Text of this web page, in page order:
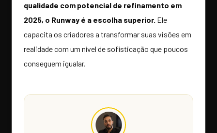
qualidade com potencial de refinamento em
2025, o Runway é a escolha superior. Ele
capacita os criadores a transformar suas visões em
realidade com um nível de sofisticação que poucos
conseguem igualar.